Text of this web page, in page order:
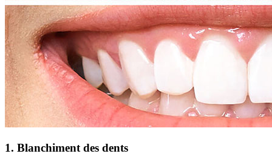
1. Blanchiment des dents